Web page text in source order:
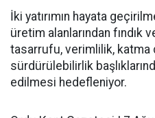
İki yatırımın hayata
üretim alanlarından fındık
tasarrufu, verimlilik,
sürdürülebilirlik
edilmesi hedefleniyor.